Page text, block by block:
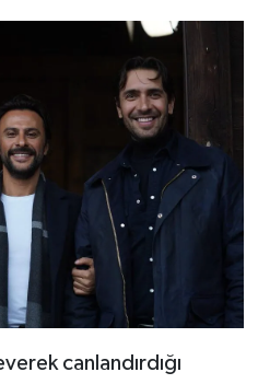
canlandırdığı